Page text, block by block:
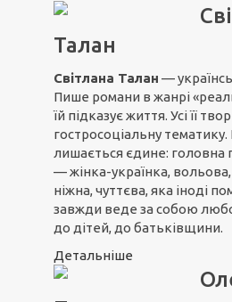
Талан
Світлана Талан —
Пише романи в жанрі
їй підказує життя. Усі її
гостросоціальну
лишається єдине: головна
— жінка-українка,
ніжна, чуттєва, яка іноді
завжди веде за собою
до дітей, до батьківщини.
Детальніше